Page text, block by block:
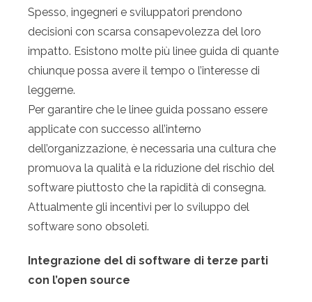
Spesso, ingegneri e sviluppatori prendono
decisioni con scarsa consapevolezza del loro
impatto. Esistono molte più linee guida di quante
chiunque possa avere il tempo o l’interesse di
leggerne.
Per garantire che le linee guida possano essere
applicate con successo all’interno
dell’organizzazione, è necessaria una cultura che
promuova la qualità e la riduzione del rischio del
software piuttosto che la rapidità di consegna.
Attualmente gli incentivi per lo sviluppo del
software sono obsoleti.
Integrazione del di software di terze parti
con l’open source